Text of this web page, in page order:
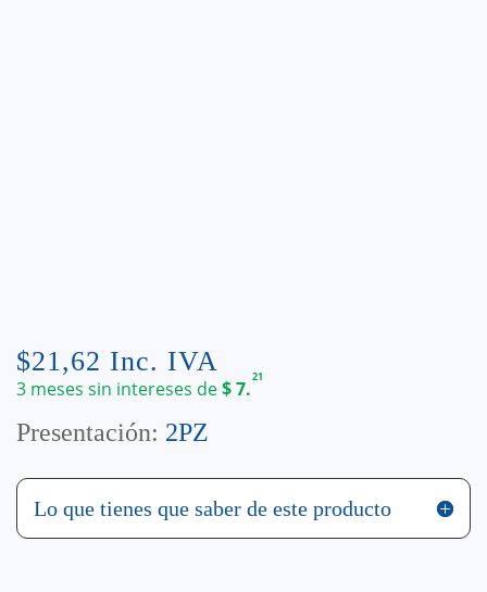
$21,62 Inc. IVA
3 meses sin intereses de$7.21
Presentación: 2PZ
Lo que tienes que saber de este producto